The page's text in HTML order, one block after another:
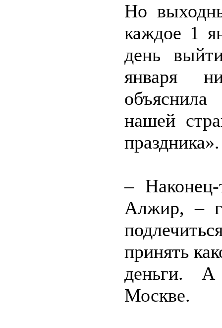
Но
каждое 1
день
января
нашей
праздника».
–
Алжир, –
принять
деньги. А
Москве.